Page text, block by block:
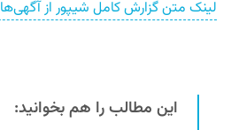
لینک متن گزارش کامل شیپور از
این مطالب را هم بخوانید: